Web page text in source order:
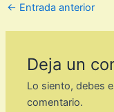
← Entrada anterior
Deja un
Lo siento, debes
comentario.